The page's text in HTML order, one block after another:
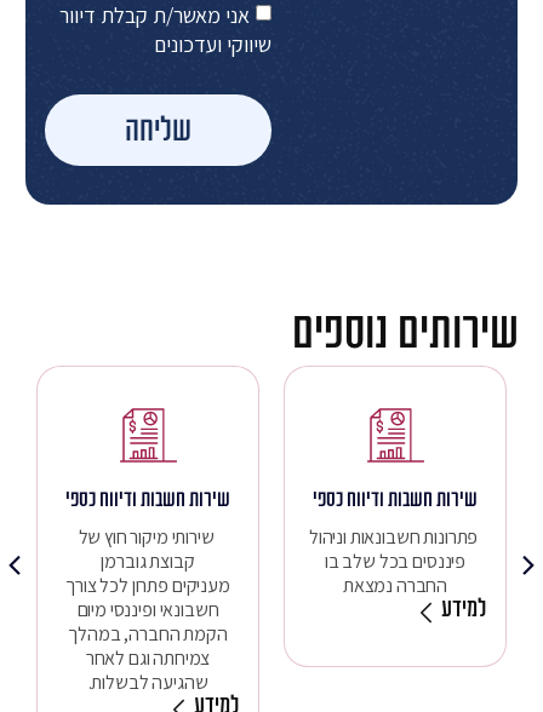
אני מאשר/ת קבלת דיוור
שיווקי ועדכונים
שליחה
שירותים נוספים
שירות חשבות ודיווח כספי
פתרונות חשבונאות וניהול
פיננסים בכל שלב בו
החברה נמצאת
למידע
שירות חשבות ודיווח כספי
שירותי מיקור חוץ של
קבוצת גוברמן
מעניקים פתרון לכל צורך
חשבונאי ופיננסי מיום
הקמת החברה, במהלך
צמיחתה וגם לאחר
שהגיעה לבשלות.
למידע